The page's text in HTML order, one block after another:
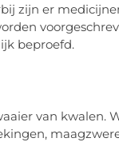
zijn er
beproefd.
van kwalen.